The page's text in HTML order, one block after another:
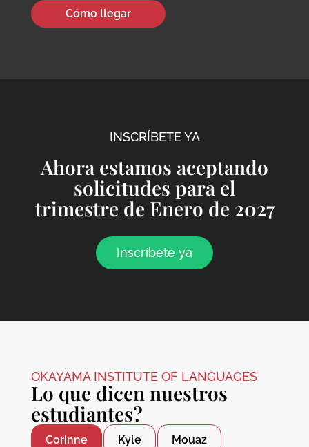
Cómo llegar
INSCRÍBETE YA
Ahora estamos aceptando
solicitudes para el
trimestre de Enero de 2027
Inscríbete ya
OKAYAMA INSTITUTE OF LANGUAGES
Lo que dicen nuestros
estudiantes?
Corinne Kyle Mouaz